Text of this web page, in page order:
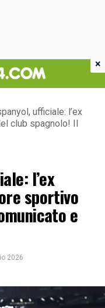
ufficiale: l’ex
club spagnolo! Il
l’ex
sportivo
e
2026
×